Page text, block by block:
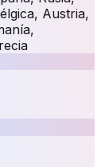
Austria,